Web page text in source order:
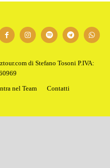
di Stefano Tosoni P.IVA:
nel Team Contatti